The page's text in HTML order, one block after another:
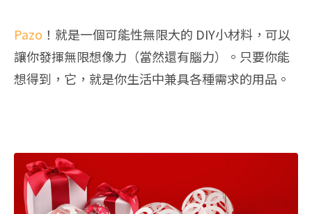
Pazo ！就是一個可能性無限大的 DIY小材料，可以
讓你發揮無限想像力（當然還有腦力）。只要你能
想得到，它，就是你生活中兼具各種需求的用品。